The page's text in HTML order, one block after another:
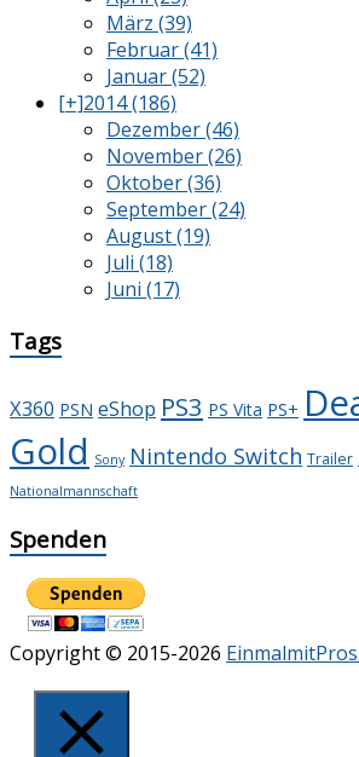
März (39)
Februar (41)
Januar (52)
[+]2014 (186)
Dezember (46)
November (26)
Oktober (36)
September (24)
August (19)
Juli (18)
Juni (17)
Tags
X360 PSN eShop PS3 PS Vita PS+
Gold Sony Nintendo Switch Trailer
Nationalmannschaft
Spenden
Copyright © 2015-2026